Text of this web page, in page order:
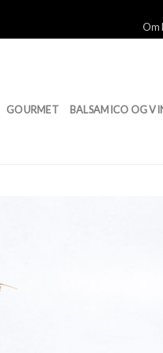
Om
GOURMET BALSAMICO OG